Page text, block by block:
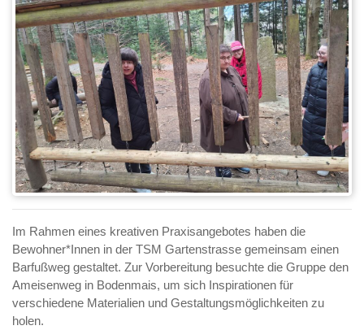
Im Rahmen eines kreativen Praxisangebotes haben die
Bewohner*Innen in der TSM Gartenstrasse gemeinsam einen
Barfußweg gestaltet. Zur Vorbereitung besuchte die Gruppe den
Ameisenweg in Bodenmais, um sich Inspirationen für
verschiedene Materialien und Gestaltungsmöglichkeiten zu
holen.